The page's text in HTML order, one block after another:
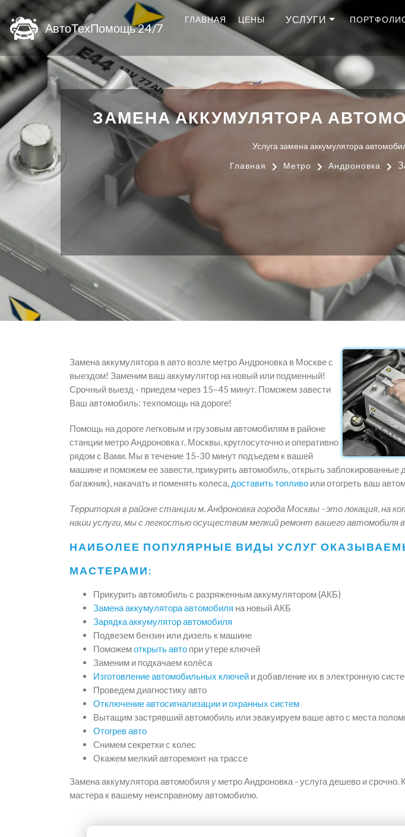
АвтоТехПомощь 24/7
ГЛАВНАЯ ЦЕНЫ УСЛУГИ
ЗАМЕНА АККУМУЛЯТОРА
Услуга замена аккумулятора
Главная
Метро Андроновка
Замена аккумулятора в авто возле метро Андроновка в Москве с
выездом! Заменим ваш аккумулятор на новый или подменный!
Срочный выезд - приедем через 15–45 минут. Поможем завести
Ваш автомобиль: техпомощь на дороге!
Помощь на дороге легковым и грузовым автомобилям в районе
станции метро Андроновка г. Москвы, круглосуточно и оперативно
рядом с Вами. Мы в течение 15-30 минут подъедем к вашей
машине и поможем ее завести, прикурить автомобиль, открыть заблокированные
багажник), накачать и поменять колеса, доставить топливо или отогреть ваш
Территория в районе станции м. Андроновка города Москвы - это локация, на
наши услуги, мы с легкостью осуществим мелкий ремонт вашего автомобиля
НАИБОЛЕЕ ПОПУЛЯРНЫЕ ВИДЫ УСЛУГ
МАСТЕРАМИ:
Прикурить автомобиль с разряженным аккумулятором (АКБ)
Замена аккумулятора автомобиля на новый АКБ
Зарядка аккумулятор автомобиля
Подвезем бензин или дизель к машине
Поможемоткрыть авто при утере ключей
Заменим и подкачаем колёса
Изготовление автомобильных ключей и добавление их в электронную
Проведем диагностику авто
Отключение автосигнализации и охранных систем
Вытащим застрявший автомобиль или эвакуируем ваше авто с места
Отогрев авто
Снимем секретки с колес
Окажем мелкий авторемонт на трассе
Замена аккумулятора автомобиля у метро Андроновка - услуга дешево и срочно.
мастера к вашему неисправному автомобилю.